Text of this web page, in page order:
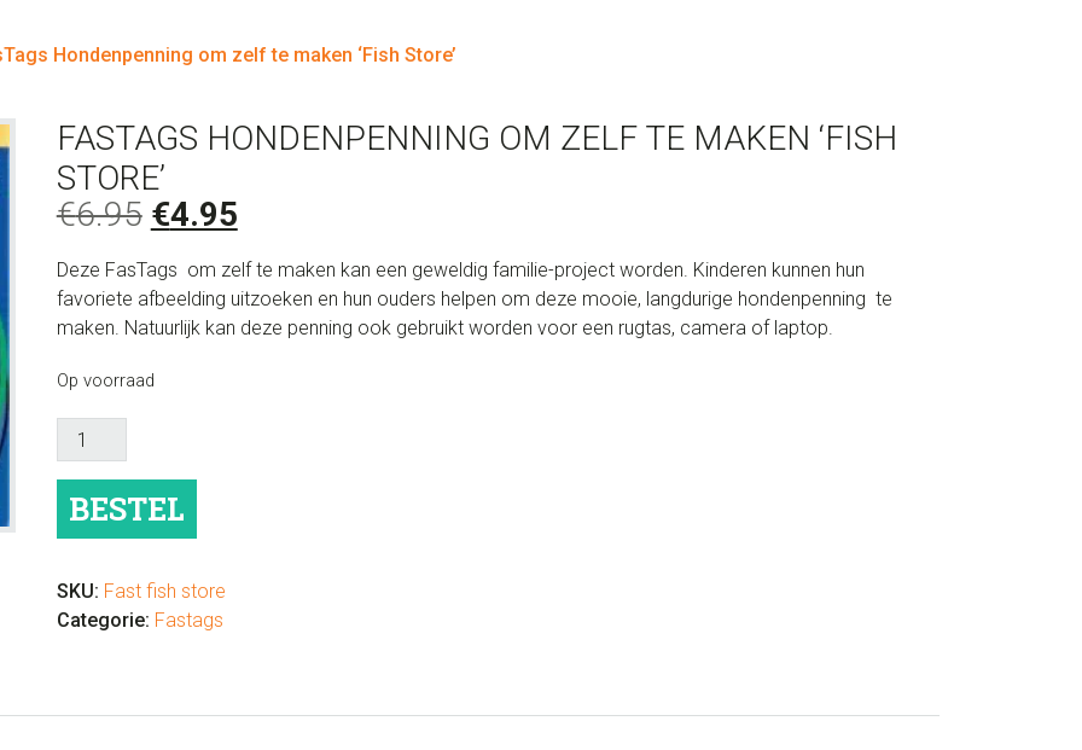
Hondenpenning om zelf te maken ‘Fish Store’
FASTAGS HONDENPENNING OM ZELF TE MAKEN ‘FISH
STORE’
€6.95 Oorspronkelijke
was:
€6.95.
€4.95Huidige
is:
€4.95.
Deze FasTags om zelf te maken kan een geweldig familie-project worden. Kinderen kunnen hun
favoriete afbeelding uitzoeken en hun ouders helpen om deze mooie, langdurige hondenpenning te
maken. Natuurlijk kan deze penning ook gebruikt worden voor een rugtas, camera of laptop.
Op voorraad
FasTags
Hondenpenning
zelf
te
'Fish
Store'
BESTEL
SKU: Fast fish store
Categorie: Fastags